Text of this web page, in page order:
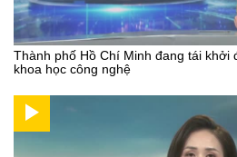
Thành phố Hồ Chí Minh đang tái khởi
khoa học công nghệ